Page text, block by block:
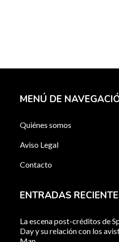
MENÚ DE
Quiénes somos
Aviso Legal
Contacto
ENTRADAS
La escena post-créditos de
Day y su relación con los